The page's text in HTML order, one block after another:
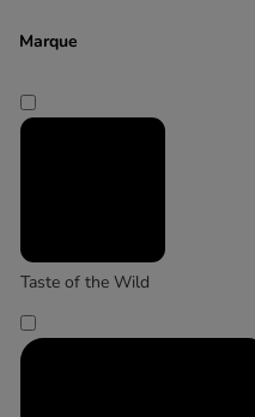
Small et Mini Breed
Labrador Retriever
Berger Allemand
bosch
Concept for Life
Marque
Taste of the Wild